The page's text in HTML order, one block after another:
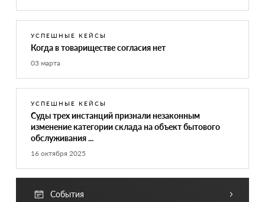
УСПЕШНЫЕ КЕЙСЫ
Когда в товариществе согласия нет
03 марта
УСПЕШНЫЕ КЕЙСЫ
Суды трех инстанций признали незаконным
изменение категории склада на объект бытового
обслуживания ...
16 октября 2025
События